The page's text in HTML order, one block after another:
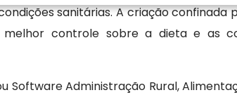
sanitárias. A criação confinada
controle sobre a dieta e as
Software Administração Rural,